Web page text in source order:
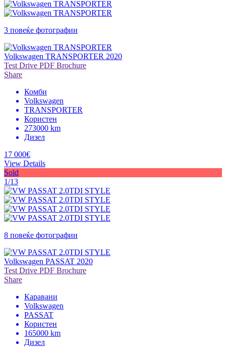
3 повеќе фотографии
Volkswagen TRANSPORTER 2020
Test Drive PDF Brochure
Share
Комби
Volkswagen
TRANSPORTER
Користен
273000 km
Дизел
17 000€
View Details
Sold
1/13
8 повеќе фотографии
Volkswagen PASSAT 2020
Test Drive PDF Brochure
Share
Каравани
Volkswagen
PASSAT
Користен
165000 km
Дизел